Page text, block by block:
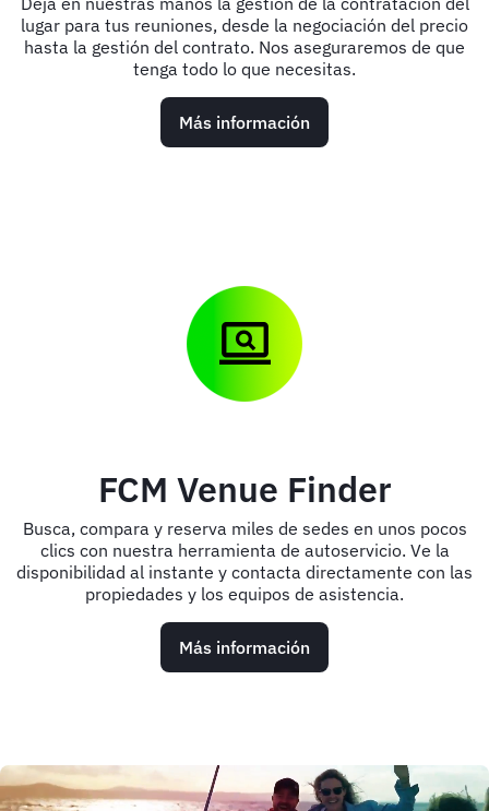
lugar para tus reuniones, desde la negociación del precio
hasta la gestión del contrato. Nos aseguraremos de que
tenga todo lo que necesitas.
Más información
FCM Venue Finder
Busca, compara y reserva miles de sedes en unos pocos
clics con nuestra herramienta de autoservicio. Ve la
disponibilidad al instante y contacta directamente con las
propiedades y los equipos de asistencia.
Más información
Animated
image